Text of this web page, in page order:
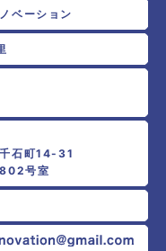
ベーション
石町14-31
802号室